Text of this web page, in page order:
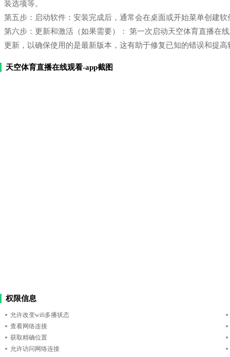
装选项等。
第五步：启动软件：安装完成后，通常会在桌面或开始菜单创建
第六步：更新和激活（如果需要）： 第一次启动天空体育直播在
更新，以确保使用的是最新版本，这有助于修复已知的错误和提高
天空体育直播在线观看-app截图
权限信息
允许改变wifi多播状态
查看网络连接
获取精确位置
允许访问网络连接